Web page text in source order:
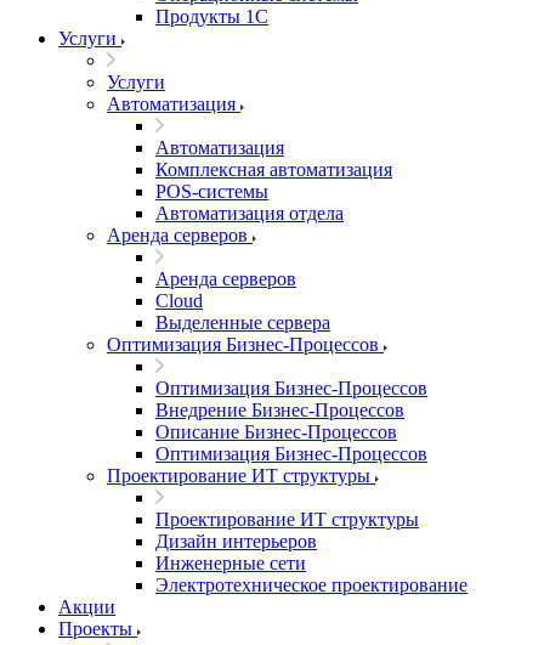
Продукты 1С
Услуги
Услуги
Автоматизация
Автоматизация
Комплексная автоматизация
POS-системы
Автоматизация отдела
Аренда серверов
Аренда серверов
Cloud
Выделенные сервера
Оптимизация Бизнес-Процессов
Оптимизация Бизнес-Процессов
Внедрение Бизнес-Процессов
Описание Бизнес-Процессов
Оптимизация Бизнес-Процессов
Проектирование ИТ структуры
Проектирование ИТ структуры
Дизайн интерьеров
Инженерные сети
Электротехническое проектирование
Акции
Проекты